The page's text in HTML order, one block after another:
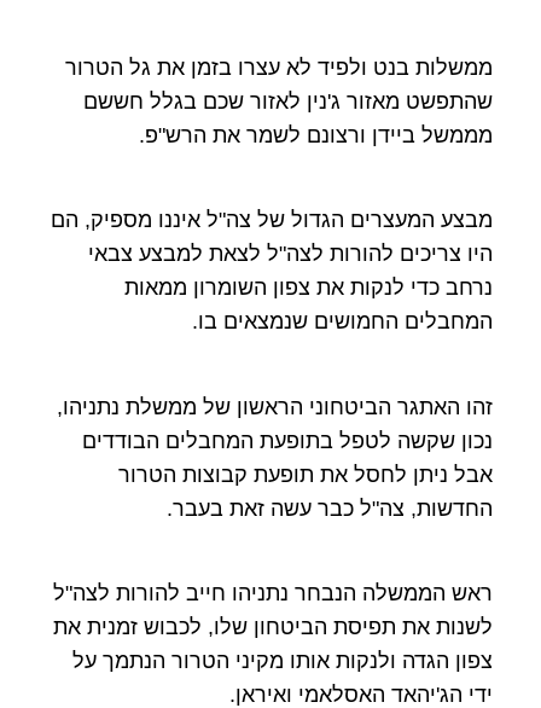
ממשלות בנט ולפיד לא עצרו בזמן את גל הטרור
שהתפשט מאזור ג'נין לאזור שכם בגלל חששם
מממשל ביידן ורצונם לשמר את הרש"פ.
מבצע המעצרים הגדול של צה"ל איננו מספיק, הם
היו צריכים להורות לצה"ל לצאת למבצע צבאי
נרחב כדי לנקות את צפון השומרון ממאות
המחבלים החמושים שנמצאים בו.
זהו האתגר הביטחוני הראשון של ממשלת נתניהו,
נכון שקשה לטפל בתופעת המחבלים הבודדים
אבל ניתן לחסל את תופעת קבוצות הטרור
החדשות, צה"ל כבר עשה זאת בעבר.
ראש הממשלה הנבחר נתניהו חייב להורות לצה"ל
לשנות את תפיסת הביטחון שלו, לכבוש זמנית את
צפון הגדה ולנקות אותו מקיני הטרור הנתמך על
ידי הג'יהאד האסלאמי ואיראן.